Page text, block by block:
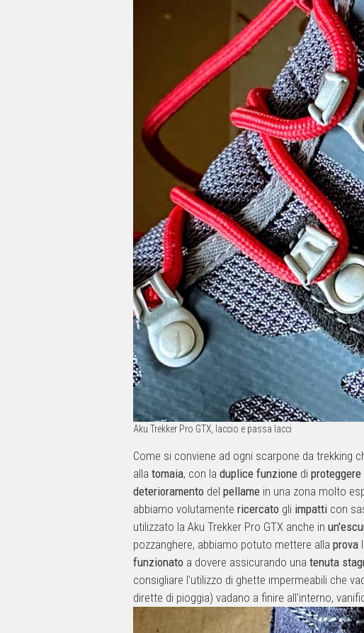
Aku Trekker Pro GTX, laccio e passa lacci
Come si conviene ad ogni scarpone da trekking
alla tomaia, con la duplice funzione di proteggere
deterioramento del pellame in una zona molto
abbiamo volutamente ricercato gli impatti con
utilizzato la Aku Trekker Pro GTX anche in
pozzanghere, abbiamo potuto mettere alla prova
funzionato a dovere assicurando una tenuta
consigliare l'utilizzo di ghette impermeabili che
dirette di pioggia) vadano a finire all'interno,